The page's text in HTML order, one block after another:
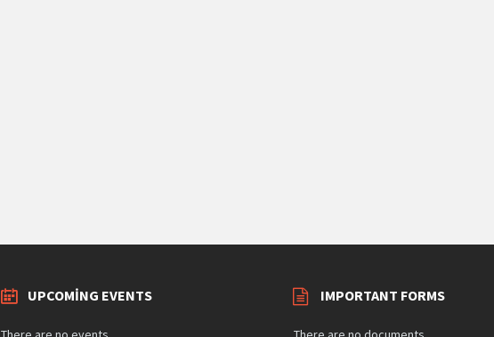
UPCOMING EVENTS IMPORTANT FORMS